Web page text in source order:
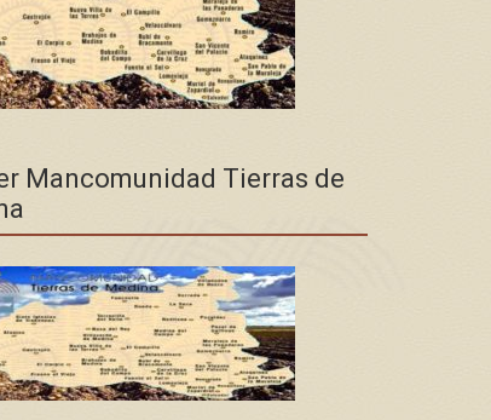
Mancomunidad Tierras de